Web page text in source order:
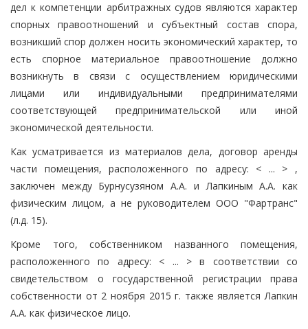
дел к компетенции арбитражных судов являются характер
спорных правоотношений и субъектный состав спора,
возникший спор должен носить экономический характер, то
есть спорное материальное правоотношение должно
возникнуть в связи с осуществлением юридическими
лицами или индивидуальными предпринимателями
соответствующей предпринимательской или иной
экономической деятельности.
Как усматривается из материалов дела, договор аренды
части помещения, расположенного по адресу: < ... > ,
заключен между Бурнусузяном А.А. и Лапкиным А.А. как
физическим лицом, а не руководителем ООО "Фартранс"
(л.д. 15).
Кроме того, собственником названного помещения,
расположенного по адресу: < ... > в соответствии со
свидетельством о государственной регистрации права
собственности от 2 ноября 2015 г. также является Лапкин
А.А. как физическое лицо.